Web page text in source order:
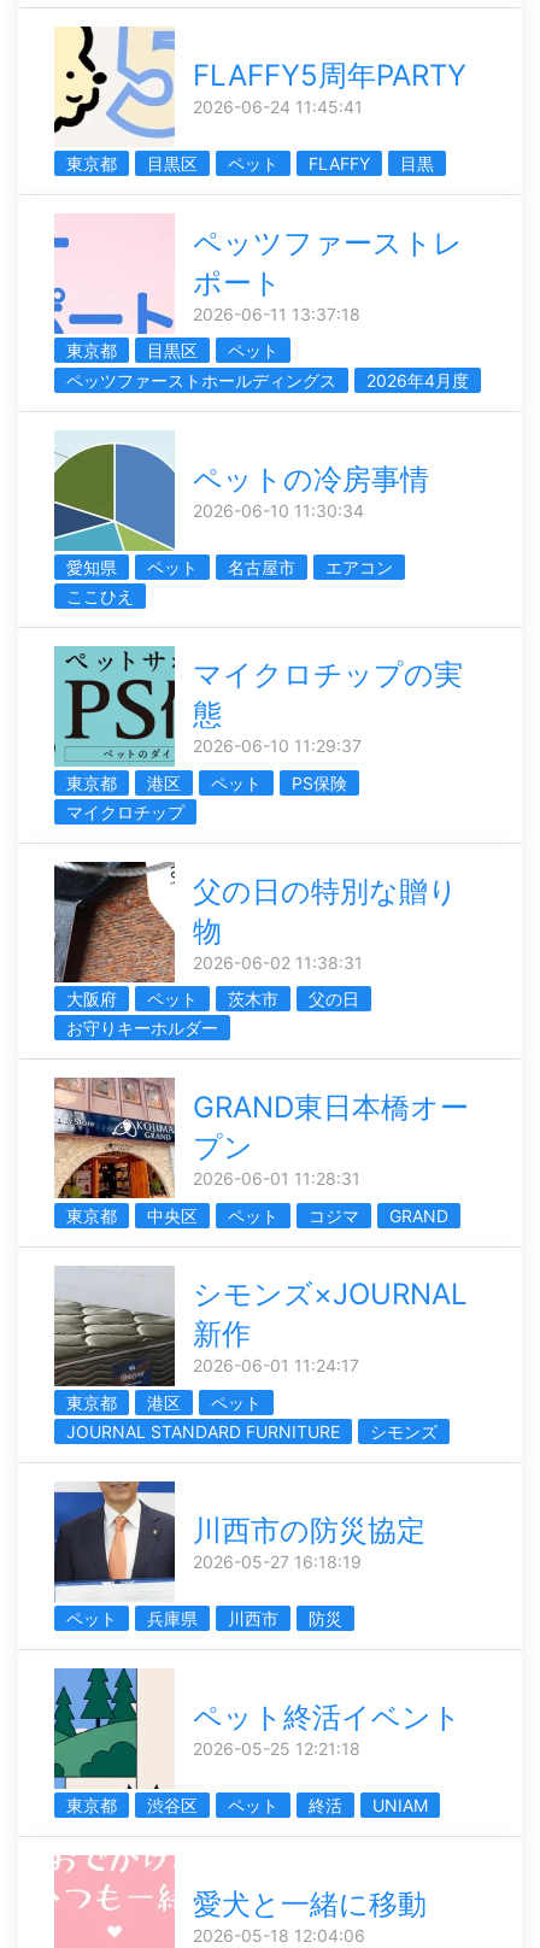
FLAFFY5周年PARTY
2026-06-24 11:45:41
東京都 目黒区 ペット FLAFFY 目黒
ペッツファーストレ
ポート
2026-06-11 13:37:18
東京都
目黒区
ペット
ペッツファーストホールディングス
2026年4月度
ペットの冷房事情
2026-06-10 11:30:34
愛知県 ペット 名古屋市
エアコン
ここひえ
マイクロチップの実
態
2026-06-10 11:29:37
東京都
港区 ペット
PS保険
マイクロチップ
父の日の特別な贈り
物
2026-06-02 11:38:31
大阪府
ペット 茨木市
父の日
お守りキーホルダー
GRAND東日本橋オー
プン
2026-06-01 11:28:31
東京都
中央区 ペット コジマ GRAND
シモンズ×JOURNAL
新作
2026-06-01 11:24:17
東京都
港区
ペット
JOURNAL STANDARD FURNITURE
シモンズ
川西市の防災協定
2026-05-27 16:18:19
ペット 兵庫県 川西市 防災
ペット終活イベント
2026-05-25 12:21:18
東京都 渋谷区 ペット 終活 UNIAM
愛犬と一緒に移動
2026-05-18 12:04:06